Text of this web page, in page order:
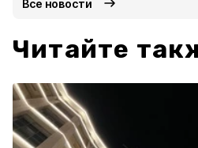
Все новости
Читайте